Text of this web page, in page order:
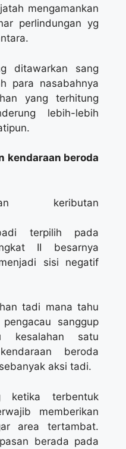
mengamankan
perlindungan yg
ditawarkan sang
para nasabahnya
yang terhitung
lebih-lebih
kendaraan beroda
keributan
terpilih pada
II besarnya
sisi negatif
tadi mana tahu
sanggup
kesalahan satu
beroda
aksi tadi.
ketika terbentuk
memberikan
area tertambat.
berada pada